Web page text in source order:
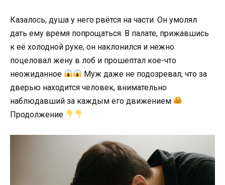
Казалось, душа у него рвётся на части. Он умолял
дать ему время попрощаться. В палате, прижавшись
к её холодной руке, он наклонился и нежно
поцеловал жену в лоб и прошептал кое-что
неожиданное
Муж даже не подозревал, что за
дверью находится человек, внимательно
наблюдавший за каждым его движением
Продолжение